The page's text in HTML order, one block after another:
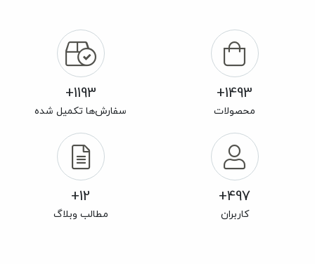
1493+
محصولات
1193+
سفارش‌ها تکمیل شده
497+
کاربران
12+
مطالب وبلاگ